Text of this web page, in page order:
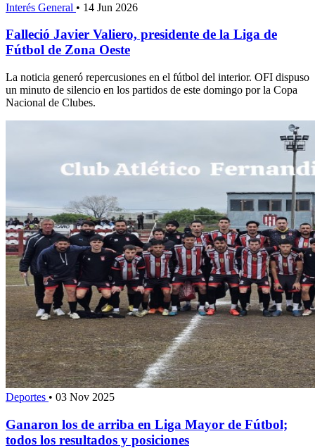
Interés General • 14 Jun 2026
Falleció Javier Valiero, presidente de la Liga de
Fútbol de Zona Oeste
La noticia generó repercusiones en el fútbol del interior. OFI dispuso
un minuto de silencio en los partidos de este domingo por la Copa
Nacional de Clubes.
Deportes • 03 Nov 2025
Ganaron los de arriba en Liga Mayor de Fútbol;
todos los resultados y posiciones